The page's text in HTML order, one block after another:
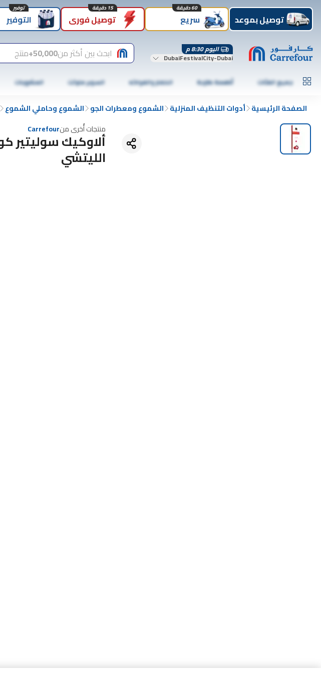
توصيل بموعد سريع
60 دقيقة
توصيل فوري
15 دقيقة
التوفير
توفير
اليوم 8:30 م
DubaiFestivalCity-Dubai ابحث بين أكثر من50,000+ منتج
جميع الفئات أطعمة طازجة الخضار والفواكه السوبر ماركت المشروبات
الصفحة الرئيسية أدوات التنظيف المنزلية الشموع ومعطرات الجو الشموع وحاملي الشموع
منتجات أُخرى منCarrefour
ألاوكيك سوليتير
الليتشي